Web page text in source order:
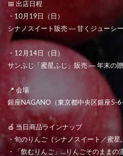
📅 出店日程
・10月19日（日）
シナノスイート販売 ― 甘くジューシ
・12月14日（日）
サンふじ「蜜星ふじ」販売 ― 年末の
📍 会場
銀座NAGANO（東京都中央区銀座5-
🍏 当日商品ラインナップ
・旬のりんご（シナノスイート／蜜星
・「飲むりんご」…りんごそのままの